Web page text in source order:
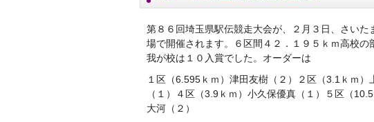
第８６回埼玉県駅伝競走大会が、２月３日、さい
場で開催されます。６区間４２．１９５ｋｍ高校の
我が校は１０入賞でした。オーダーは
１区（6.595ｋｍ）津田友樹（２）２区（3.1ｋｍ
（１）４区（3.9ｋｍ）小久保優真（１）５区（
大河（２）